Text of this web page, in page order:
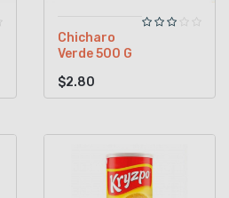
Chicharo
Verde 500 G
$2.80